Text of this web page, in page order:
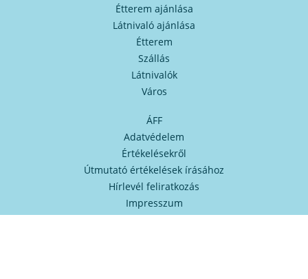
Étterem ajánlása
Látnivaló ajánlása
Étterem
Szállás
Látnivalók
Város
ÁFF
Adatvédelem
Értékelésekről
Útmutató értékelések írásához
Hírlevél feliratkozás
Impresszum